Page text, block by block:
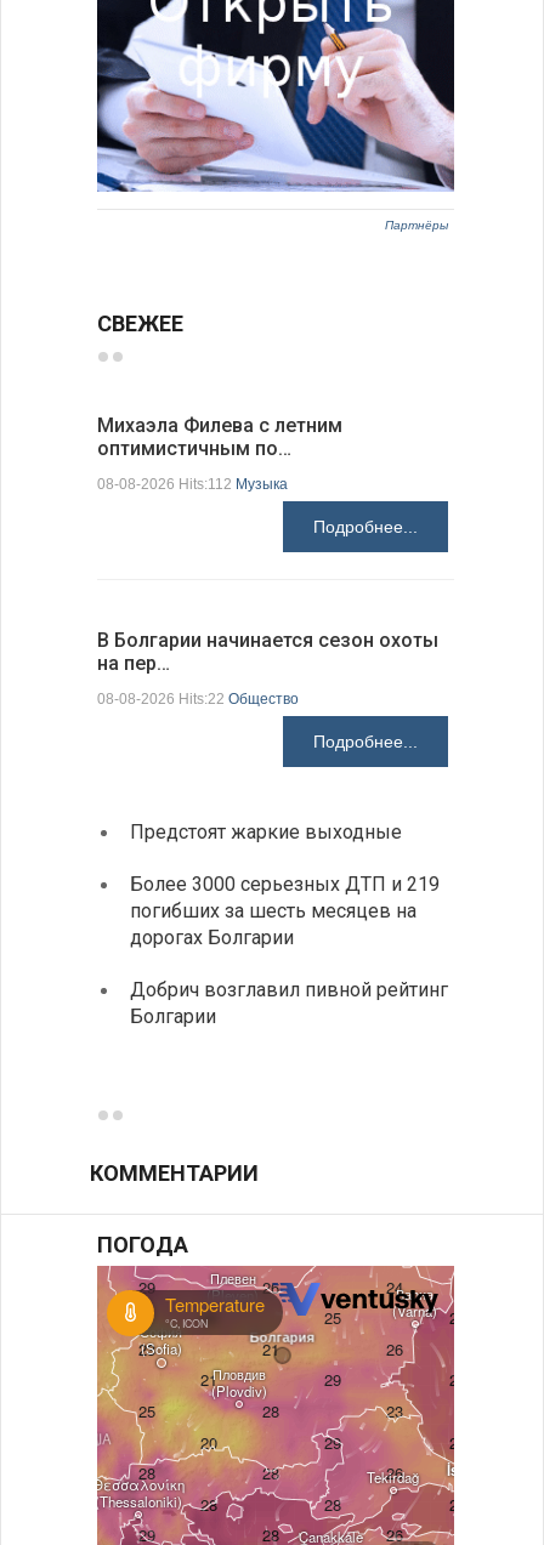
Партнёры
СВЕЖЕЕ
Михаэла Филева с летним
оптимистичным по…
08-08-2026 Hits:112 Музыка
Подробнее...
В Болгарии начинается сезон охоты
на пер…
08-08-2026 Hits:22 Общество
Подробнее...
Предстоят жаркие выходные
Более 3000 серьезных ДТП и 219
погибших за шесть месяцев на
дорогах Болгарии
Добрич возглавил пивной рейтинг
Болгарии
КОММЕНТАРИИ
ПОГОДА